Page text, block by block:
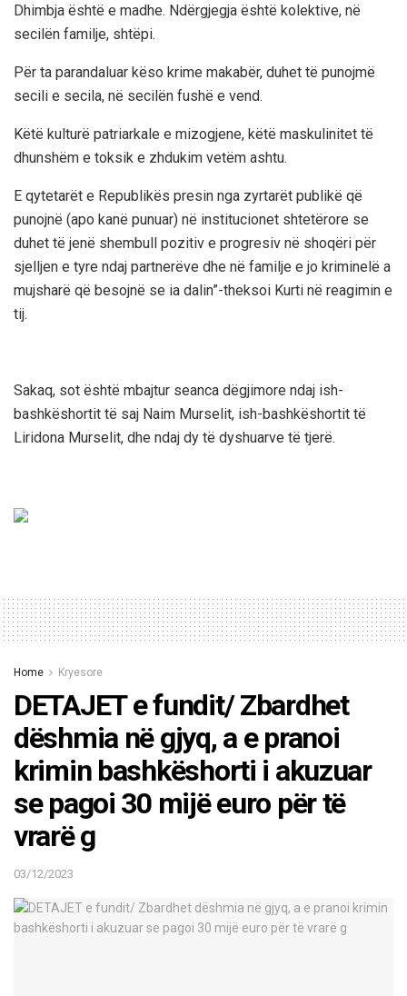
Dhimbja është e madhe. Ndërgjegja është kolektive, në
secilën familje, shtëpi.
Për ta parandaluar këso krime makabër, duhet të punojmë
secili e secila, në secilën fushë e vend.
Këtë kulturë patriarkale e mizogjene, këtë maskulinitet të
dhunshëm e toksik e zhdukim vetëm ashtu.
E qytetarët e Republikës presin nga zyrtarët publikë që
punojnë (apo kanë punuar) në institucionet shtetërore se
duhet të jenë shembull pozitiv e progresiv në shoqëri për
sjelljen e tyre ndaj partnerëve dhe në familje e jo kriminelë a
mujsharë që besojnë se ia dalin”-theksoi Kurti në reagimin e
tij.
Sakaq, sot është mbajtur seanca dëgjimore ndaj ish-
bashkëshortit të saj Naim Murselit, ish-bashkëshortit të
Liridona Murselit, dhe ndaj dy të dyshuarve të tjerë.
Home Kryesore
DETAJET e fundit/ Zbardhet
dëshmia në gjyq, a e pranoi
krimin bashkëshorti i akuzuar
se pagoi 30 mijë euro për të
vrarë g
03/12/2023